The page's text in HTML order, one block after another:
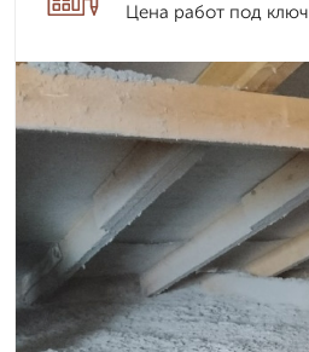
Цена работ под ключ